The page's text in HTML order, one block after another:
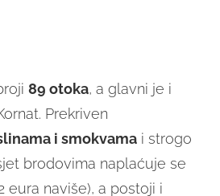
89 otoka, a glavni je i
Prekriven
i smokvama i strogo
brodovima naplaćuje se
eura naviše), a postoji i